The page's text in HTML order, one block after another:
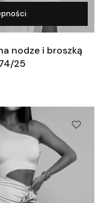
nodze i broszką
25